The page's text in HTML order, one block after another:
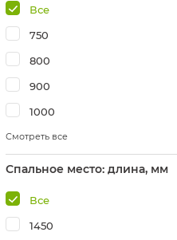
Все
750
800
900
1000
Смотреть все
Спальное место: длина, мм
Все
1450